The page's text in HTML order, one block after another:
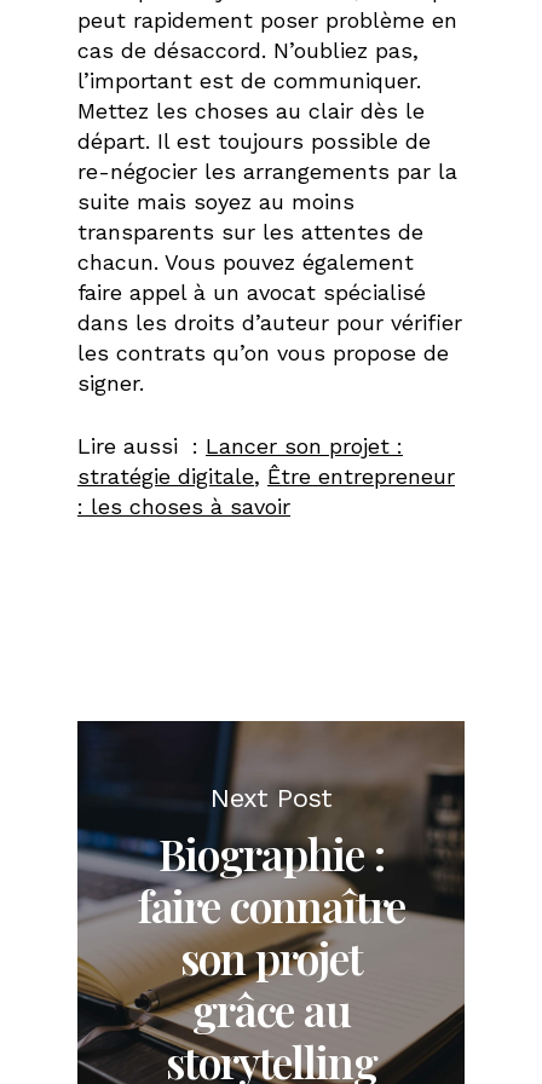
peut rapidement poser problème en
cas de désaccord. N’oubliez pas,
l’important est de communiquer.
Mettez les choses au clair dès le
départ. Il est toujours possible de
re-négocier les arrangements par la
suite mais soyez au moins
transparents sur les attentes de
chacun. Vous pouvez également
faire appel à un avocat spécialisé
dans les droits d’auteur pour vérifier
les contrats qu’on vous propose de
signer.
Lire aussi : Lancer son projet :
stratégie digitale, Être entrepreneur
: les choses à savoir
Next Post
Biographie :
faire connaître
son projet
grâce au
storytelling